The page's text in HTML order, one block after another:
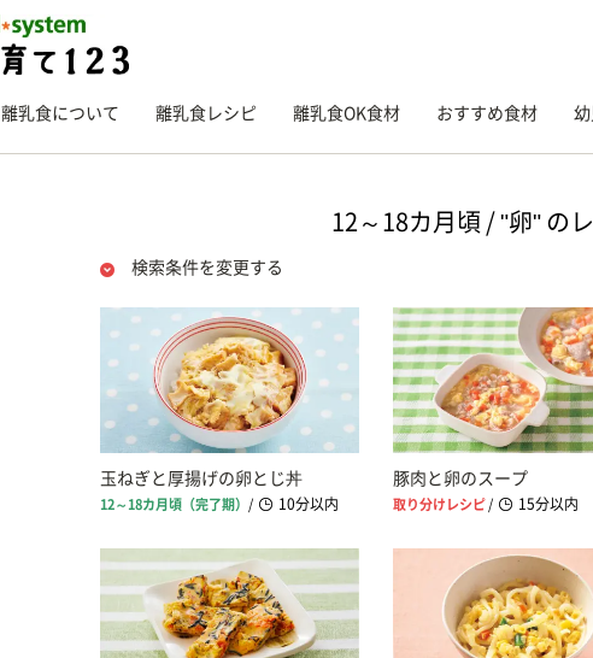
離乳食について 離乳食レシピ 離乳食OK食材 おすすめ食材
12～18カ月頃 / "卵" の
検索条件を変更する
玉ねぎと厚揚げの卵とじ丼
12～18カ月頃（完了期） / 10分以内
豚肉と卵のスープ
取り分けレシピ / 15分以内